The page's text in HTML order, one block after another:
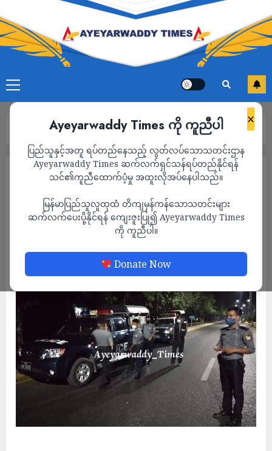
×
Ayeyarwaddy Times ကို ကူညီပါ
ပြည်သူနှင့်အတူ ရပ်တည်နေသည့် လွတ်လပ်သောသတင်းဌာန
Ayeyarwaddy Times ဆက်လက်ရှင်သန်ရပ်တည်နိုင်ရန်
သင်၏ကူညီထောက်ပံ့မှု အထူးလိုအပ်နေပါသည်။
မြန်မာပြည်သူလူထုထံ တိကျမှန်ကန်သောသတင်းများ
ဆက်လက်ပေးပို့နိုင်ရန် ကျေးဇူးပြု၍ Ayeyarwaddy Times
ကို ကူညီပါ။
Donate Now
ပုသိမ်တွင် ဓားထိုးလုယက်မှုများ ပြန်လည်များပြားလာ
ပုသိမ်တွင် ဓားထိုးလုယက်မှုများ ပြန်လည်
များပြားလာ
APRIL 20, 2023